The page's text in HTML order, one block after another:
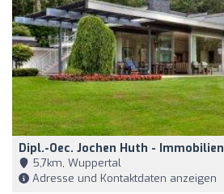
Dipl.-Oec. Jochen Huth - Immobilien
5,7km, Wuppertal
Adresse und Kontaktdaten anzeigen